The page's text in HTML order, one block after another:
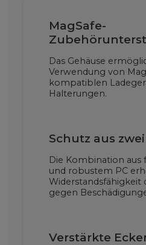
MagSafe-
Das Gehäuse
Verwendung von
kompatiblen
Halterungen.
Schutz aus
Die Kombination aus
und robustem PC
Widerstandsfähigkeit
gegen
Verstärkte